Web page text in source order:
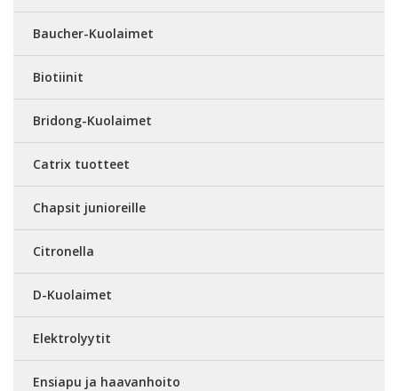
Baucher-Kuolaimet
Biotiinit
Bridong-Kuolaimet
Catrix tuotteet
Chapsit junioreille
Citronella
D-Kuolaimet
Elektrolyytit
Ensiapu ja haavanhoito